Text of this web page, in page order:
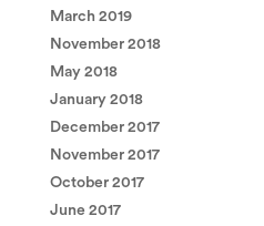
March 2019
November 2018
May 2018
January 2018
December 2017
November 2017
October 2017
June 2017